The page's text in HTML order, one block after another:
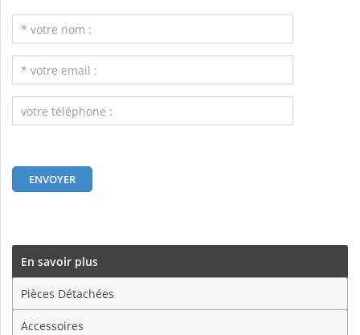
En savoir plus
Pièces Détachées
Accessoires